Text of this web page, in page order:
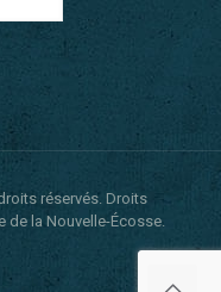
réservés. Droits
de la Nouvelle-Écosse.